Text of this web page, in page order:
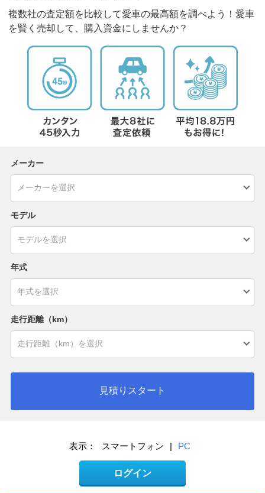
複数社の査定額を比較して愛車の最高額を調べよう！愛車
を賢く売却して、購入資金にしませんか？
メーカー
モデル
年式
走行距離（km）
見積りスタート
表示： スマートフォン | PC
ログイン